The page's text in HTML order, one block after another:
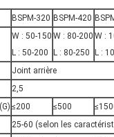
BSPM-320 BSPM-420
W : 50-150
L : 50-200
W : 80-200
L : 80-250
W :
L :
Joint arrière
2,5
≤200 ≤500
25-60 (selon les